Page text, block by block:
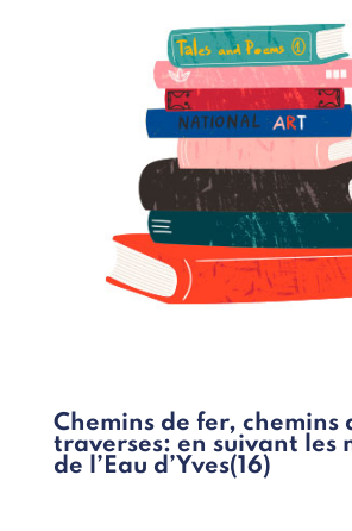
Chemins de fer, chemins
traverses: en suivant les
de l’Eau d’Yves(16)